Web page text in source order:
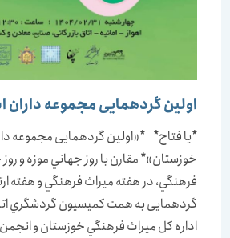
اولین گردهمایی مجموعه داران
*یا فتاح* *«اولین گردهمایی مجموعه
خوزستان»* مقارن با روز جهاني موزه و روز
فرهنگي، در هفته ميراث فرهنگي و هفته
گردهمایی به همت کميسيون گردشگري اتاق
اداره کل ميراث فرهنگي خوزستان و انجمن